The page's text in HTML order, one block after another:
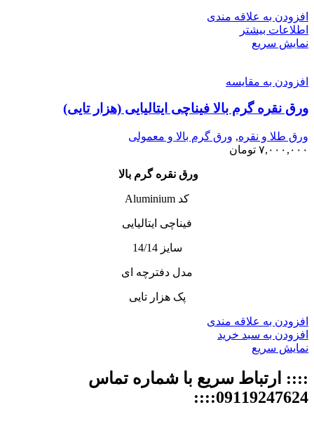
افزودن به علاقه مندی
اطلاعات بیشتر
نمایش سریع
افزودن به مقایسه
ورق نقره گرم بالا فیناچی ایتالیایی (هزار تایی)
ورق طلا و نقره, ورق گرم بالا و معمولی
۷,۰۰۰,۰۰۰ تومان
ورق نقره گرم بالا
کد Aluminium
فیناچی ایتالیایی
سایز 14/14
مدل دفترچه ای
پک هزار تایی
افزودن به علاقه مندی
افزودن به سبد خرید
نمایش سریع
:::: ارتباط سریع با شماره تماس
09119247624::::